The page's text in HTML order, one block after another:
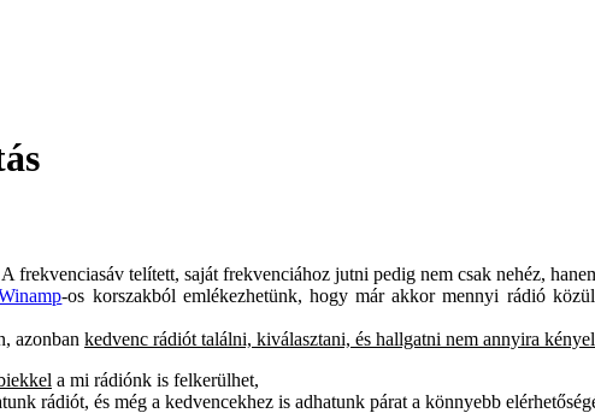
frekvenciasáv telített, saját frekvenciához jutni pedig nem csak nehéz,
-os korszakból emlékezhetünk, hogy már akkor mennyi rádió
azonban kedvenc rádiót találni, kiválasztani, és hallgatni nem annyira
a mi rádiónk is felkerülhet,
rádiót, és még a kedvencekhez is adhatunk párat a könnyebb